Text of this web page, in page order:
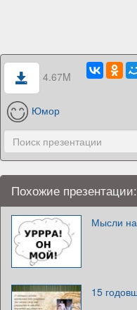
4.67M
Юмор
Похожие презентации:
Мысли
15